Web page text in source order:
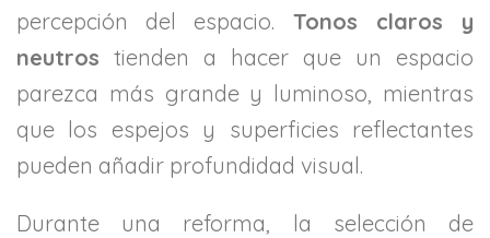
percepción del espacio. Tonos claros y
neutros tienden a hacer que un espacio
parezca más grande y luminoso, mientras
que los espejos y superficies reflectantes
pueden añadir profundidad visual.
Durante una reforma, la selección de